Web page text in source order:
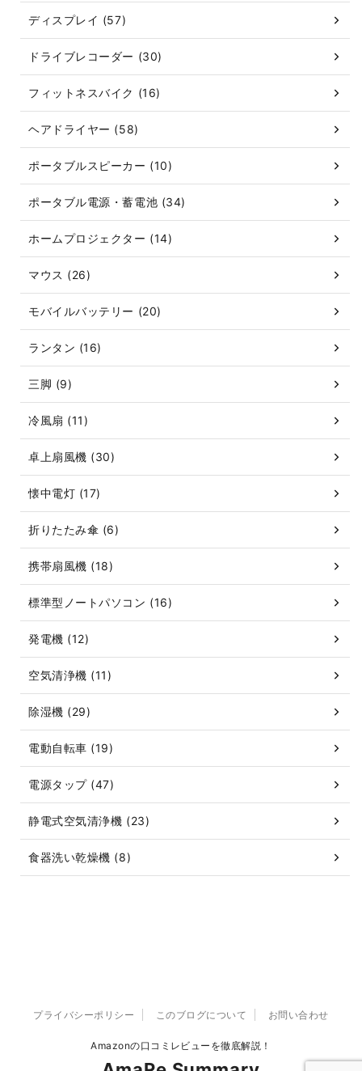
ディスプレイ (57)
ドライブレコーダー (30)
フィットネスバイク (16)
ヘアドライヤー (58)
ポータブルスピーカー (10)
ポータブル電源・蓄電池 (34)
ホームプロジェクター (14)
マウス (26)
モバイルバッテリー (20)
ランタン (16)
三脚 (9)
冷風扇 (11)
卓上扇風機 (30)
懐中電灯 (17)
折りたたみ傘 (6)
携帯扇風機 (18)
標準型ノートパソコン (16)
発電機 (12)
空気清浄機 (11)
除湿機 (29)
電動自転車 (19)
電源タップ (47)
静電式空気清浄機 (23)
食器洗い乾燥機 (8)
プライバシーポリシー このブログについて お問い合わせ
Amazonの口コミレビューを徹底解説！